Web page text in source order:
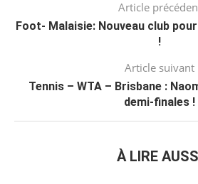
Article
Foot- Malaisie: Nouveau club
!
Article suivant
Tennis – WTA – Brisbane :
demi-finales !
À LIRE